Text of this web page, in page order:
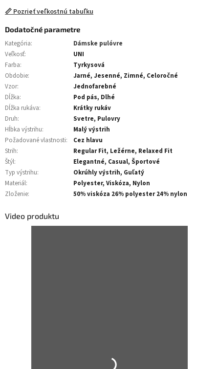
📏 Pozrieť veľkostnú tabuľku
Dodatočné parametre
Kategória:
Dámske pulóvre
Veľkosť:
UNI
Farba:
Tyrkysová
Obdobie:
Jarné, Jesenné, Zimné, Celoročné
Vzor:
Jednofarebné
Dĺžka:
Pod pás, Dlhé
Dĺžka rukáva:
Krátky rukáv
Druh:
Svetre, Pulovry
Hĺbka výstrihu:
Malý výstrih
Požadované vlastnosti:
Cez hlavu
Strih:
Regular Fit, Ležérne, Relaxed Fit
Štýl:
Elegantné, Casual, Športové
Typ výstrihu:
Okrúhly výstrih, Guľatý
Materiál:
Polyester, Viskóza, Nylon
Zloženie: 50% viskóza 26% polyester 24% nylon
Video produktu